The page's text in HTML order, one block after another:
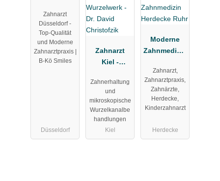
Zahnarzt
Düsseldorf -
Top-Qualität
und Moderne
Zahnarztpraxis |
B-Kö Smiles
Düsseldorf
Zahnarzt
Kiel -
xis Mein
Wurzelwerk -
Dr. David
Christofzik
Zahnerhaltung
und
mikroskopische
Wurzelkanalbe
handlungen
Kiel
Moderne
Zahnmedizin
Ruhr
Zahnarzt,
Zahnarztpraxis,
Zahnärzte,
Herdecke,
Kinderzahnarzt
Herdecke